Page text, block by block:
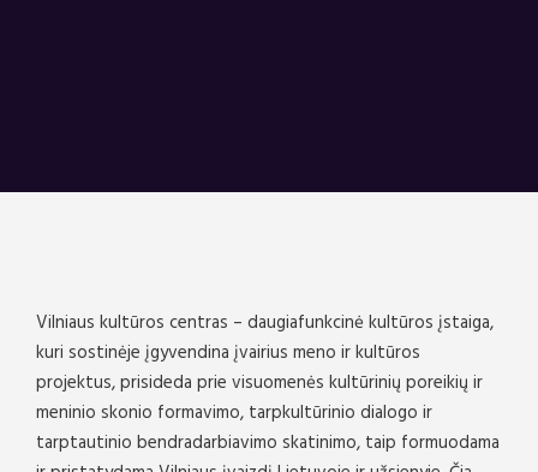
Vilniaus kultūros centras – daugiafunkcinė kultūros įstaiga,
kuri sostinėje įgyvendina įvairius meno ir kultūros
projektus, prisideda prie visuomenės kultūrinių poreikių ir
meninio skonio formavimo, tarpkultūrinio dialogo ir
tarptautinio bendradarbiavimo skatinimo, taip formuodama